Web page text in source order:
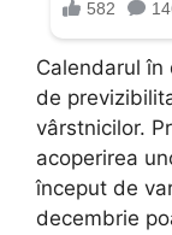
Calendarul
de
vârstnicilor.
acoperirea
început de
decembrie